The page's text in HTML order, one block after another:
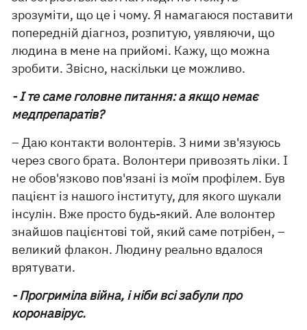
зрозуміти, що це і чому. Я намагаюся поставити
попередній діагноз, розпитую, уявляючи, що
людина в мене на прийомі. Кажу, що можна
зробити. Звісно, наскільки це можливо.
- І те саме головне питання: а якщо немає
медпрепаратів?
– Даю контакти волонтерів. З ними зв'язуюсь
через свого брата. Волонтери привозять ліки. І
не обов'язково пов'язані із моїм профілем. Був
пацієнт із нашого інституту, для якого шукали
інсулін. Вже просто будь-який. Але волонтер
знайшов пацієнтові той, який саме потрібен, –
великий флакон. Людину реально вдалося
врятувати.
- Прогриміла війна, і ніби всі забули про
коронавірус.